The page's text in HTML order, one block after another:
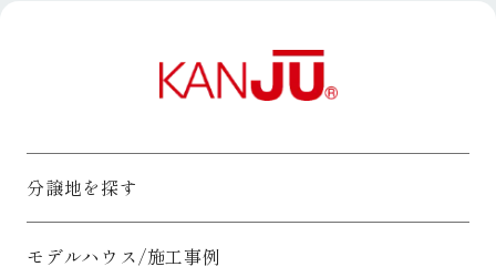
第三者に提供することはありません。
6.お客様情報の業務委託先への提供について
○ 利用目的の達成に必要な範囲内でお客様情報を業務委託先へ
○ 業務委託先については、適切にお客様情報を取り扱う者を選
7.お客様情報の共同利用について
8.お客様情報の開示、訂正、削除、利用停止等について
分譲地を探す
モデルハウス/施工事例